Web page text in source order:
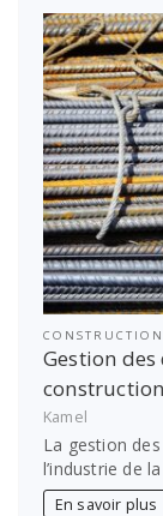
CONSTRUCTION
Gestion
Kamel
La gestion
l’industrie de
En savoir plus